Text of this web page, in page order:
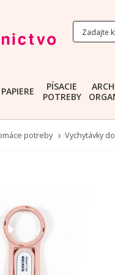
PAPIERE
PÍSACIE
POTREBY
potreby Vychytávky